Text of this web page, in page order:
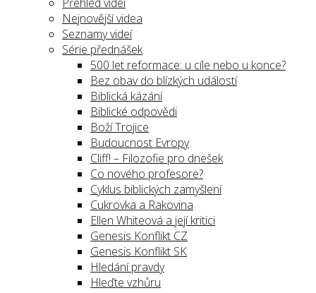
Nejnovější videa
Seznamy videí
Série přednášek
500 let reformace: u cíle nebo u konce?
Bez obav do blízkých událostí
Biblická kázání
Biblické odpovědi
Boží Trojice
Budoucnost Evropy
Cliff! – Filozofie pro dnešek
Co nového profesore?
Cyklus biblických zamyšlení
Cukrovka a Rakovina
Ellen Whiteová a její kritici
Genesis Konflikt CZ
Genesis Konflikt SK
Hledání pravdy
Hleďte vzhůru